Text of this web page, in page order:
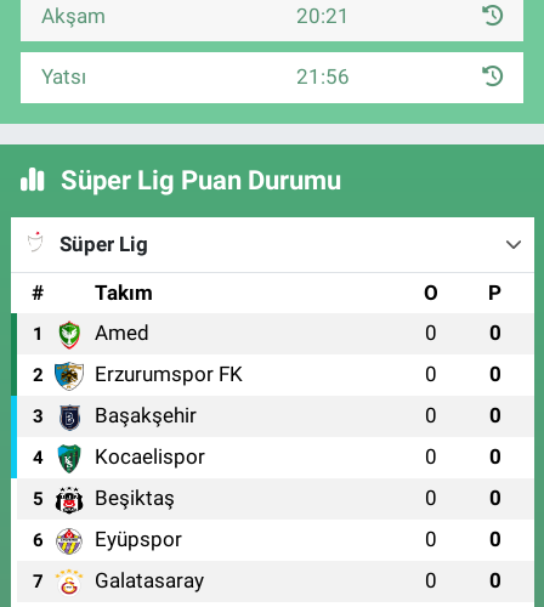
Akşam 20:21
Yatsı 21:56
Süper Lig Puan Durumu
Süper Lig
#
Takım O P
1 Amed 0 0
2 Erzurumspor FK 0 0
3 Başakşehir 0 0
4 Kocaelispor 0 0
5 Beşiktaş 0 0
6 Eyüpspor 0 0
7 Galatasaray 0 0